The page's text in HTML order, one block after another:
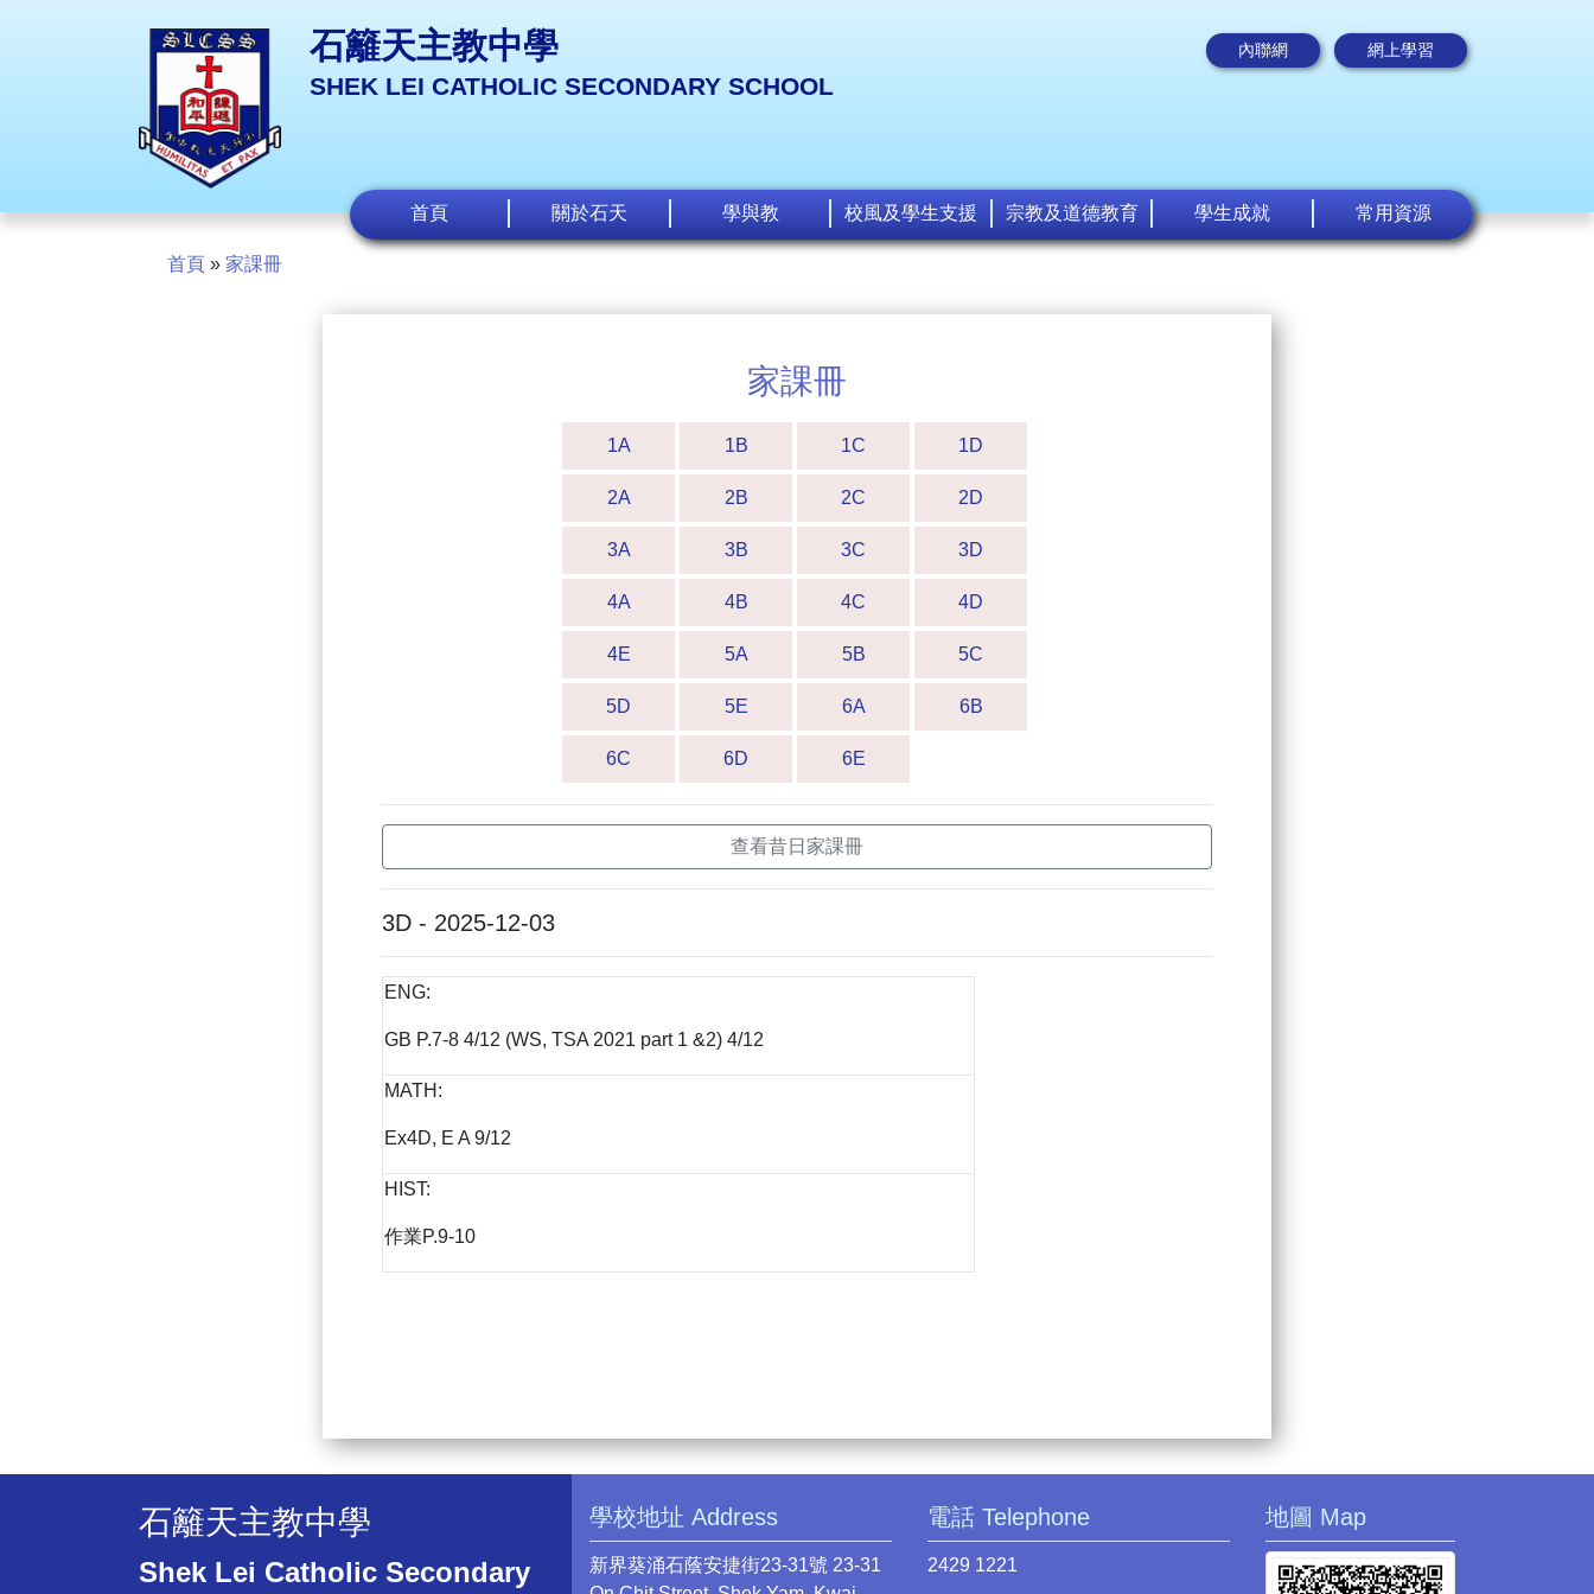
石籬天主教中學
SHEK LEI CATHOLIC SECONDARY SCHOOL
內聯網 網上學習
首頁 關於石天 學與教 校風及學生支援 宗教及道德教育 學生成就 常用資源
首頁 » 家課冊
家課冊
1A 1B 1C 1D
2A 2B 2C 2D
3A 3B 3C 3D
4A 4B 4C 4D
4E 5A 5B 5C
5D 5E 6A 6B
6C 6D 6E
查看昔日家課冊
3D - 2025-12-03
ENG:
GB P.7-8 4/12 (WS, TSA 2021 part 1 &2) 4/12
MATH:
Ex4D, E A 9/12
HIST:
作業P.9-10
石籬天主教中學
Shek Lei Catholic Secondary
學校地址 Address
新界葵涌石蔭安捷街23-31號 23-31
電話 Telephone
2429 1221
地圖 Map